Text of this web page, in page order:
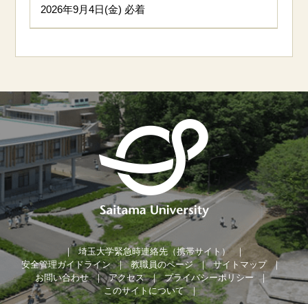
2026年9月4日(金) 必着
埼玉大学緊急時連絡先（携帯サイト）
安全管理ガイドライン
教職員のページ
サイトマップ
お問い合わせ
アクセス
プライバシーポリシー
このサイトについて